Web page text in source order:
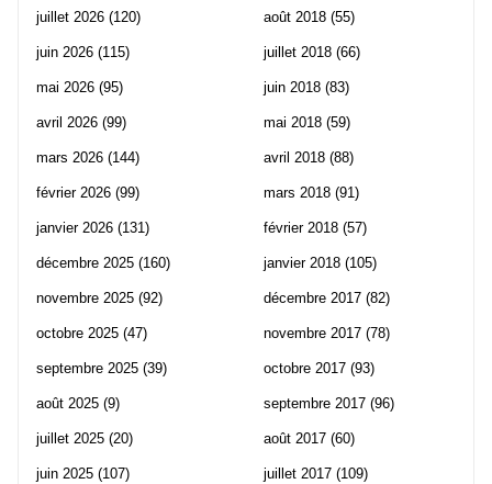
juillet 2026 (120)
juin 2026 (115)
mai 2026 (95)
avril 2026 (99)
mars 2026 (144)
février 2026 (99)
janvier 2026 (131)
décembre 2025 (160)
novembre 2025 (92)
octobre 2025 (47)
septembre 2025 (39)
août 2025 (9)
juillet 2025 (20)
juin 2025 (107)
août 2018 (55)
juillet 2018 (66)
juin 2018 (83)
mai 2018 (59)
avril 2018 (88)
mars 2018 (91)
février 2018 (57)
janvier 2018 (105)
décembre 2017 (82)
novembre 2017 (78)
octobre 2017 (93)
septembre 2017 (96)
août 2017 (60)
juillet 2017 (109)